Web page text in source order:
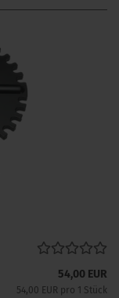
54,00 EUR
54,00 EUR pro 1 Stück